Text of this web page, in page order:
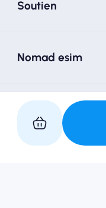
Soutien
Nomad esim
Suivez-nous